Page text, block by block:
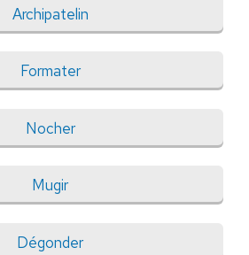
Archipatelin
Formater
Nocher
Mugir
Dégonder